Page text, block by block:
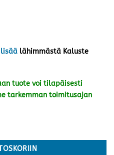
lisää lähimmästä Kaluste
tuote voi tilapäisesti
tarkemman toimitusajan